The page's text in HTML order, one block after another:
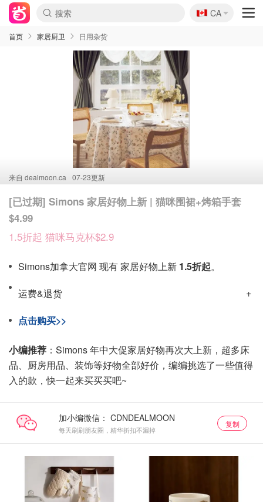
🇨🇦
CA
首页 家居厨卫 日用杂货
来自 dealmoon.ca 07-23更新
[已过期] Simons 家居好物上新 | 猫咪围裙+烤箱手套
$4.99
1.5折起 猫咪马克杯$2.9
Simons加拿大官网 现有 家居好物上新 1.5折起。
运费&退货
点击购买>>
小编推荐 ：Simons 年中大促家居好物再次大上新，超多床
品、厨房用品、装饰等好物全部好价，编编挑选了一些值得
入的款，快一起来买买买吧~
加小编微信：
每天刷刷朋友圈，精华折扣不漏掉
复制